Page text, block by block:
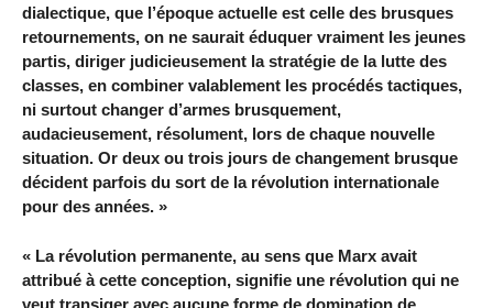
dialectique, que l’époque actuelle est celle des brusques
retournements, on ne saurait éduquer vraiment les jeunes
partis, diriger judicieusement la stratégie de la lutte des
classes, en combiner valablement les procédés tactiques,
ni surtout changer d’armes brusquement,
audacieusement, résolument, lors de chaque nouvelle
situation. Or deux ou trois jours de changement brusque
décident parfois du sort de la révolution internationale
pour des années. »
« La révolution permanente, au sens que Marx avait
attribué à cette conception, signifie une révolution qui ne
veut transiger avec aucune forme de domination de